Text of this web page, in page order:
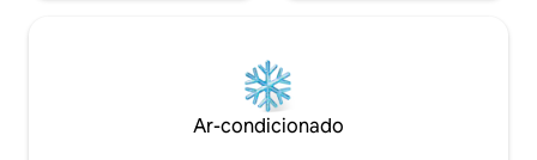
Ar-condicionado